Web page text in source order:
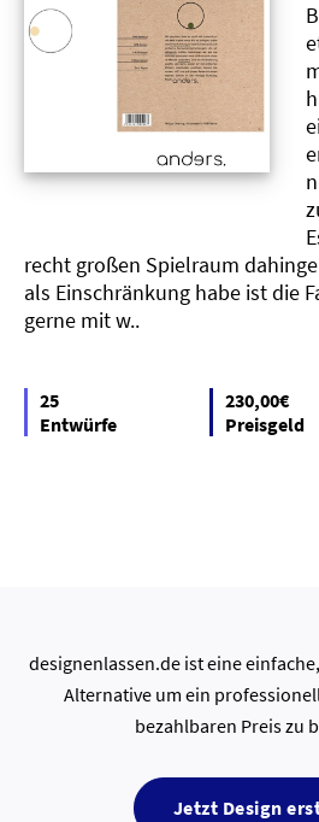
recht großen Spielraum
als Einschränkung habe ist die
gerne mit w..
25
Entwürfe
230,00€
Preisgeld
designenlassen.de ist eine
Alternative um ein
bezahlbaren Preis zu
Jetzt Design